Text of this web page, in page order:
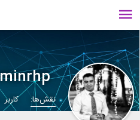
نقش‌ها: